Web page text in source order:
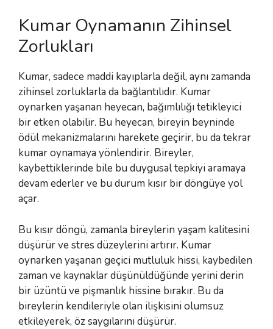
Kumar Oynamanın Zihinsel
Zorlukları
Kumar, sadece maddi kayıplarla değil, aynı zamanda
zihinsel zorluklarla da bağlantılıdır. Kumar
oynarken yaşanan heyecan, bağımlılığı tetikleyici
bir etken olabilir. Bu heyecan, bireyin beyninde
ödül mekanizmalarını harekete geçirir, bu da tekrar
kumar oynamaya yönlendirir. Bireyler,
kaybettiklerinde bile bu duygusal tepkiyi aramaya
devam ederler ve bu durum kısır bir döngüye yol
açar.
Bu kısır döngü, zamanla bireylerin yaşam kalitesini
düşürür ve stres düzeylerini artırır. Kumar
oynarken yaşanan geçici mutluluk hissi, kaybedilen
zaman ve kaynaklar düşünüldüğünde yerini derin
bir üzüntü ve pişmanlık hissine bırakır. Bu da
bireylerin kendileriyle olan ilişkisini olumsuz
etkileyerek, öz saygılarını düşürür.